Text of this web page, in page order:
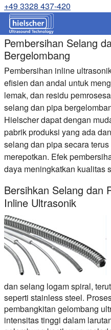
+49 3328 437-420
Pembersihan Selang
Bergelombang
Pembersihan inline
efisien dan andal untuk
lemak, dan residu
selang dan pipa
Hielscher dapat dengan
pabrik produksi yang ada
selang dan pipa secara
merepotkan. Efek
daya meningkatkan kualitas
Bersihkan Selang dan
Inline Ultrasonik
dan selang logam spiral,
seperti stainless steel.
pembangkitan gelombang
intensitas tinggi dalam